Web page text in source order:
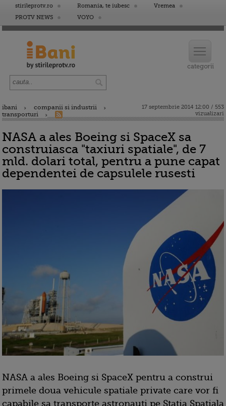
stirileprotv.ro Romania, te iubesc
Vremea
PROTV NEWS
VOYO
ibani
companii si industrii
transporturi
17 septembrie 2014 12:00 / 553
vizualizari
NASA a ales Boeing si SpaceX sa
construiasca "taxiuri spatiale", de 7
mld. dolari total, pentru a pune capat
dependentei de capsulele rusesti
NASA a ales Boeing si SpaceX pentru a construi
primele doua vehicule spatiale private care vor fi
capabile sa transporte astronauti pe Statia Spatiala